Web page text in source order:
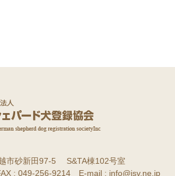
市砂新田97-5 S&TA棟102号室
: 049-256-9214 E-mail : info@jsv.ne.jp